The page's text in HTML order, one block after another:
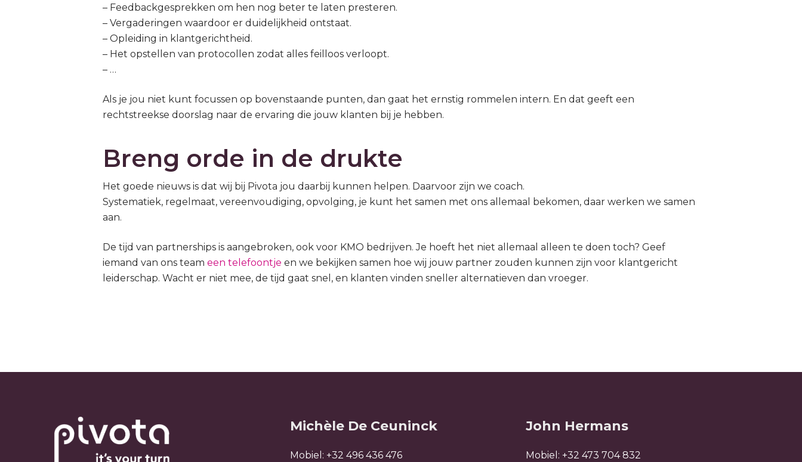
– Feedbackgesprekken om hen nog beter te laten presteren.
– Vergaderingen waardoor er duidelijkheid ontstaat.
– Opleiding in klantgerichtheid.
– Het opstellen van protocollen zodat alles feilloos verloopt.
– …
Als je jou niet kunt focussen op bovenstaande punten, dan gaat het ernstig rommelen intern. En dat geeft een
rechtstreekse doorslag naar de ervaring die jouw klanten bij je hebben.
Breng orde in de drukte
Het goede nieuws is dat wij bij Pivota jou daarbij kunnen helpen. Daarvoor zijn we coach.
Systematiek, regelmaat, vereenvoudiging, opvolging, je kunt het samen met ons allemaal bekomen, daar werken we samen
aan.
De tijd van partnerships is aangebroken, ook voor KMO bedrijven. Je hoeft het niet allemaal alleen te doen toch? Geef
iemand van ons team een telefoontje en we bekijken samen hoe wij jouw partner zouden kunnen zijn voor klantgericht
leiderschap. Wacht er niet mee, de tijd gaat snel, en klanten vinden sneller alternatieven dan vroeger.
Michèle De Ceuninck
Mobiel: +32 496 436 476
John Hermans
Mobiel:+32 473 704 832